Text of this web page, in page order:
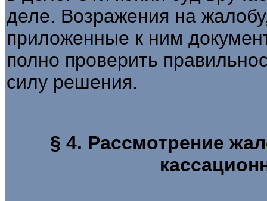
деле. Возражения на
приложенные к ним
полно проверить
силу решения.
§ 4. Рассмотрение